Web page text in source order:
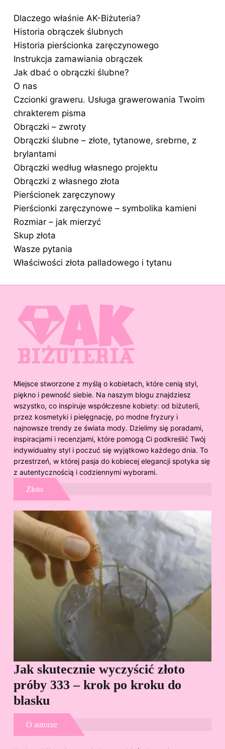
Dlaczego właśnie AK-Biżuteria?
Historia obrączek ślubnych
Historia pierścionka zaręczynowego
Instrukcja zamawiania obrączek
Jak dbać o obrączki ślubne?
O nas
Czcionki graweru. Usługa grawerowania Twoim
chrakterem pisma
Obrączki – zwroty
Obrączki ślubne – złote, tytanowe, srebrne, z
brylantami
Obrączki według własnego projektu
Obrączki z własnego złota
Pierścionek zaręczynowy
Pierścionki zaręczynowe – symbolika kamieni
Rozmiar – jak mierzyć
Skup złota
Wasze pytania
Właściwości złota palladowego i tytanu
Miejsce stworzone z myślą o kobietach, które cenią styl,
piękno i pewność siebie. Na naszym blogu znajdziesz
wszystko, co inspiruje współczesne kobiety: od biżuterii,
przez kosmetyki i pielęgnację, po modne fryzury i
najnowsze trendy ze świata mody. Dzielimy się poradami,
inspiracjami i recenzjami, które pomogą Ci podkreślić Twój
indywidualny styl i poczuć się wyjątkowo każdego dnia. To
przestrzeń, w której pasja do kobiecej elegancji spotyka się
z autentycznością i codziennymi wyborami.
Złoto
Jak skutecznie wyczyścić złoto
próby 333 – krok po kroku do
blasku
O autorze